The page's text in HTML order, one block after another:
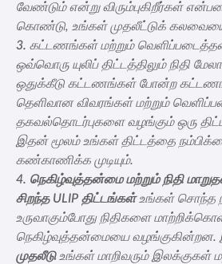
வேண்டும் என்று விரும்புகிறீர்கள்
கொண்டு, உங்கள் முதலீட்டுக்
3. கட்டணங்கள் மற்றும்
ஒவ்வொரு யுலிப் திட்டத்திலும் நிதி
ஒதுக்கீடு கட்டணங்கள் போன்ற
தெளிவான விவரங்கள் மற்றும்
தகவல்தொடர்புகளை வழங்கும் ஒரு
இதன் மூலம் உங்கள் திட்டத்தை
கண்காணிக்க முடியும்.
4. நெகிழ்வுத்தன்மை மற்றும் நிதி
சிறந்த ULIP திட்டங்கள்உங்கள் சொந்த
உருவாகும்போது நிதிகளை
நெகிழ்வுத்தன்மையை வழங்குகின்றன.
முதலீடுஉங்கள் மாறிவரும் இலக்குகள்